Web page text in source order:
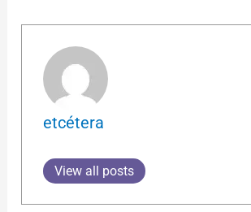
etcétera
View all posts